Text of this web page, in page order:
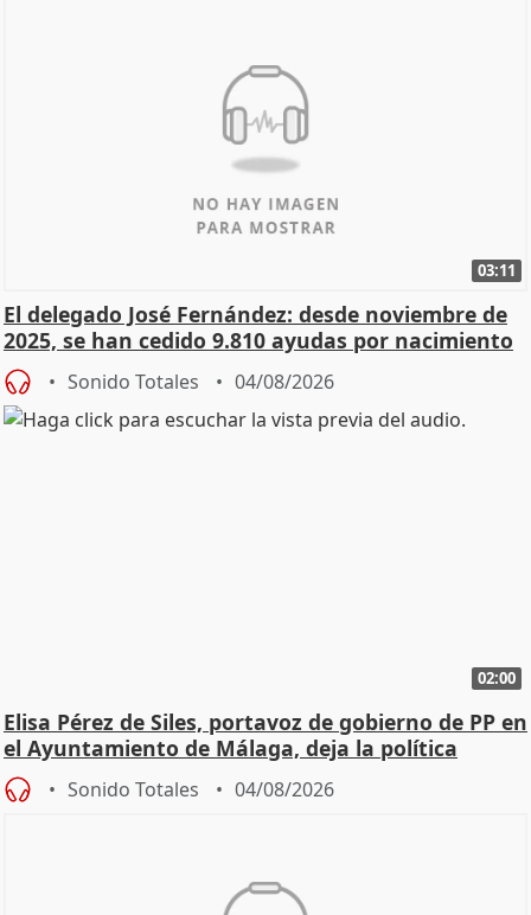
03:11
El delegado José Fernández: desde noviembre de
2025, se han cedido 9.810 ayudas por nacimiento
Sonido Totales 04/08/2026
02:00
Elisa Pérez de Siles, portavoz de gobierno de PP en
el Ayuntamiento de Málaga, deja la política
Sonido Totales 04/08/2026